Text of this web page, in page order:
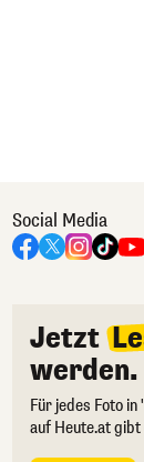
Social Media
Jetzt
werden.
Für jedes Foto
auf Heute.at